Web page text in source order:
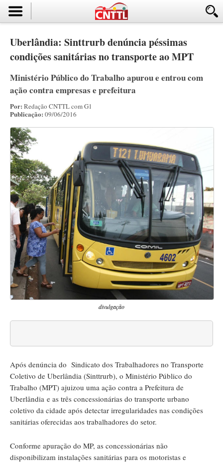
Uberlândia: Sinttrurb denúncia péssimas
condições sanitárias no transporte ao MPT
Ministério Público do Trabalho apurou e entrou com
ação contra empresas e prefeitura
Por: Redação CNTTL com G1
Publicação: 09/06/2016
divulgação
Após denúncia do Sindicato dos Trabalhadores no Transporte
Coletivo de Uberlândia (Sinttrurb), o Ministério Público do
Trabalho (MPT) ajuizou uma ação contra a Prefeitura de
Uberlândia e as três concessionárias do transporte urbano
coletivo da cidade após detectar irregularidades nas condições
sanitárias oferecidas aos trabalhadores do setor.
Conforme apuração do MP, as concessionárias não
disponibilizam instalações sanitárias para os motoristas e